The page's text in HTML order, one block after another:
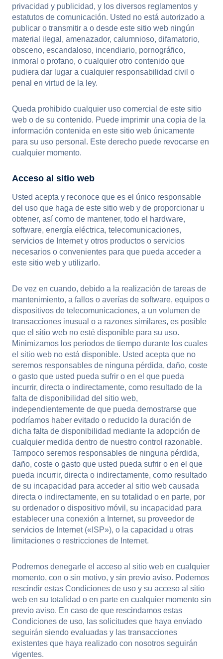
privacidad y publicidad, y los diversos reglamentos y
estatutos de comunicación. Usted no está autorizado a
publicar o transmitir a o desde este sitio web ningún
material ilegal, amenazador, calumnioso, difamatorio,
obsceno, escandaloso, incendiario, pornográfico,
inmoral o profano, o cualquier otro contenido que
pudiera dar lugar a cualquier responsabilidad civil o
penal en virtud de la ley.
Queda prohibido cualquier uso comercial de este sitio
web o de su contenido. Puede imprimir una copia de la
información contenida en este sitio web únicamente
para su uso personal. Este derecho puede revocarse en
cualquier momento.
Acceso al sitio web
Usted acepta y reconoce que es el único responsable
del uso que haga de este sitio web y de proporcionar u
obtener, así como de mantener, todo el hardware,
software, energía eléctrica, telecomunicaciones,
servicios de Internet y otros productos o servicios
necesarios o convenientes para que pueda acceder a
este sitio web y utilizarlo.
De vez en cuando, debido a la realización de tareas de
mantenimiento, a fallos o averías de software, equipos o
dispositivos de telecomunicaciones, a un volumen de
transacciones inusual o a razones similares, es posible
que el sitio web no esté disponible para su uso.
Minimizamos los periodos de tiempo durante los cuales
el sitio web no está disponible. Usted acepta que no
seremos responsables de ninguna pérdida, daño, coste
o gasto que usted pueda sufrir o en el que pueda
incurrir, directa o indirectamente, como resultado de la
falta de disponibilidad del sitio web,
independientemente de que pueda demostrarse que
podríamos haber evitado o reducido la duración de
dicha falta de disponibilidad mediante la adopción de
cualquier medida dentro de nuestro control razonable.
Tampoco seremos responsables de ninguna pérdida,
daño, coste o gasto que usted pueda sufrir o en el que
pueda incurrir, directa o indirectamente, como resultado
de su incapacidad para acceder al sitio web causada
directa o indirectamente, en su totalidad o en parte, por
su ordenador o dispositivo móvil, su incapacidad para
establecer una conexión a Internet, su proveedor de
servicios de Internet («ISP»), o la capacidad u otras
limitaciones o restricciones de Internet.
Podremos denegarle el acceso al sitio web en cualquier
momento, con o sin motivo, y sin previo aviso. Podemos
rescindir estas Condiciones de uso y su acceso al sitio
web en su totalidad o en parte en cualquier momento sin
previo aviso. En caso de que rescindamos estas
Condiciones de uso, las solicitudes que haya enviado
seguirán siendo evaluadas y las transacciones
existentes que haya realizado con nosotros seguirán
vigentes.